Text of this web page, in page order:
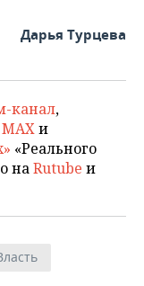
Дарья Турцева
канал,
и
«Реального
наRutube и